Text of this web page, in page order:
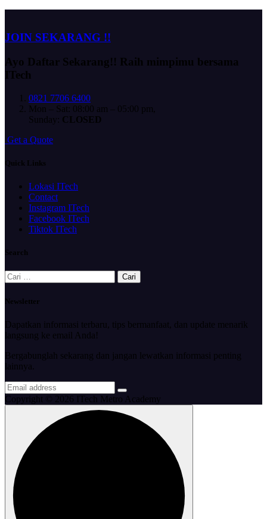
JOIN SEKARANG !!
Ayo Daftar Sekarang!! Raih mimpimu bersama
ITech
0821 7706 6400
Mon – Sat: 08:00 am – 05:00 pm,
Sunday: CLOSED
Get a Quote
Quick Links
Lokasi ITech
Contact
Instagram ITech
Facebook ITech
Tiktok ITech
Search
Cari
untuk:
Newsletter
Dapatkan informasi terbaru, tips bermanfaat, dan update menarik
langsung ke email Anda!
Bergabunglah sekarang dan jangan lewatkan informasi penting
lainnya.
Copyright © 2026 ITech Metro Academy